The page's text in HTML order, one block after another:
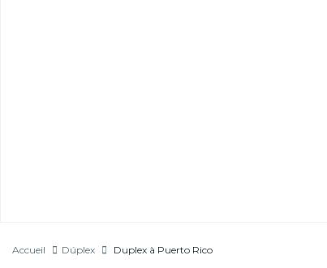
Accueil Dúplex Duplex à Puerto Rico